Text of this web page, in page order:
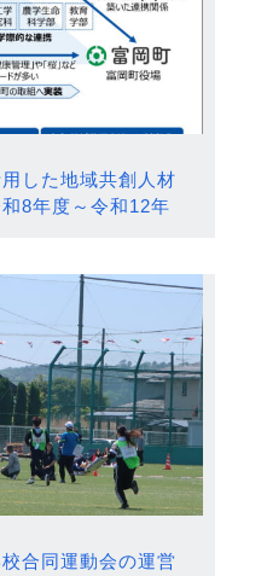
した地域共創人材
8年度～令和12年
合同運動会の運営